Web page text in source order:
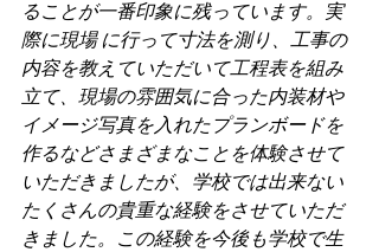
ることが一番印象に残っています。実
際に現場 に行って寸法を測り、工事の
内容を教えていただいて工程表を組み
立て、現場の雰囲気に合った内装材や
イメージ写真を入れたプランボードを
作るなどさまざまなことを体験させて
いただきましたが、学校では出来ない
たくさんの貴重な経験をさせていただ
きました。この経験を今後も学校で生